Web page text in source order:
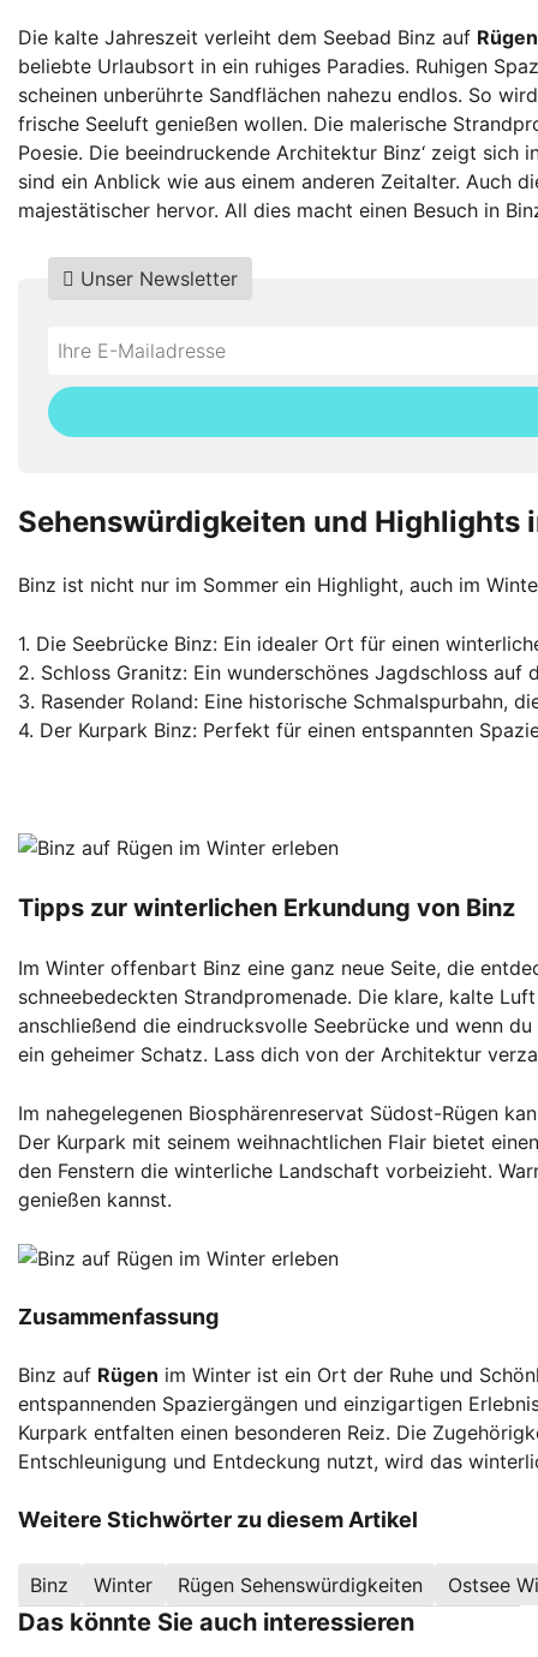
Die kalte Jahreszeit verleiht dem Seebad Binz auf Rügen
beliebte Urlaubsort in ein ruhiges Paradies. Ruhigen
scheinen unberührte Sandflächen nahezu endlos. So
frische Seeluft genießen wollen. Die malerische
Poesie. Die beeindruckende Architektur Binz‘ zeigt
sind ein Anblick wie aus einem anderen Zeitalter. Auch
majestätischer hervor. All dies macht einen Besuch in
Do
fill
this
Unser Newsletter
*Ihre
Mailadresse:
Sehenswürdigkeiten und Highlights
Binz ist nicht nur im Sommer ein Highlight, auch im
1. Die Seebrücke Binz: Ein idealer Ort für einen
2. Schloss Granitz: Ein wunderschönes Jagdschloss
3. Rasender Roland: Eine historische Schmalspurbahn,
4. Der Kurpark Binz: Perfekt für einen entspannten
Tipps zur winterlichen Erkundung von Binz
Im Winter offenbart Binz eine ganz neue Seite, die
schneebedeckten Strandpromenade. Die klare, kalte
anschließend die eindrucksvolle Seebrücke und wenn
ein geheimer Schatz. Lass dich von der Architektur
Im nahegelegenen Biosphärenreservat Südost-Rügen
Der Kurpark mit seinem weihnachtlichen Flair bietet
den Fenstern die winterliche Landschaft vorbeizieht.
genießen kannst.
Zusammenfassung
Binz auf Rügen im Winter ist ein Ort der Ruhe und
entspannenden Spaziergängen und einzigartigen
Kurpark entfalten einen besonderen Reiz. Die
Entschleunigung und Entdeckung nutzt, wird das
Weitere Stichwörter zu diesem Artikel
Binz Winter Rügen Sehenswürdigkeiten Ostsee
Das könnte Sie auch interessieren